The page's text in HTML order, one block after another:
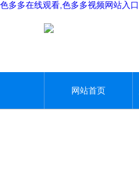
色多多在线观看,色多多视频网站入
网站首页